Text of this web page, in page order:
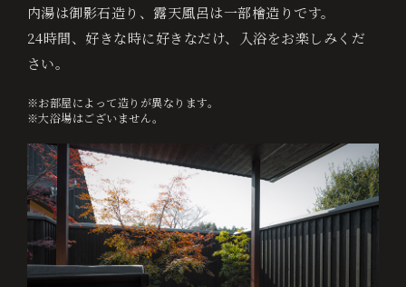
ン
か
ら
約
す
る
お
部
屋
内湯は御影石造り、露天風呂は一部檜造りです。
24時間、好きな時に好きなだけ、入浴をお楽しみくだ
さい。
※お部屋によって造りが異なります。
※大浴場はございません。